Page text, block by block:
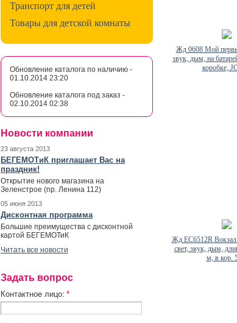
Транспорт для детей
Товары для детской комнаты
Обновление каталога по наличию -
01.10.2014 23:20
Обновление каталога под заказ -
02.10.2014 02:38
Новости компании
23 августа 2013
БЕГЕМОТиК приглашает Вас на
праздник!
Открытие нового магазина на
Зеленстрое (пр. Ленина 112)
05 июня 2013
Дисконтная программа
Большие преимущества с дисконтной
картой БЕГЕМОТиК
Читать все новости
Задать вопрос
Контактное лицо: *
Жд 0608 Мой
звук, дым, на
коробке,
Жд EC6512R Вокзал
свет, звук, дым,
м, в кор.